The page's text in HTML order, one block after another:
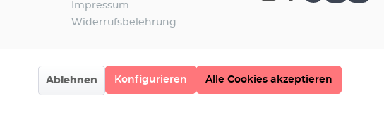
Impressum
Widerrufsbelehrung
Ablehnen Konfigurieren Alle Cookies akzeptieren